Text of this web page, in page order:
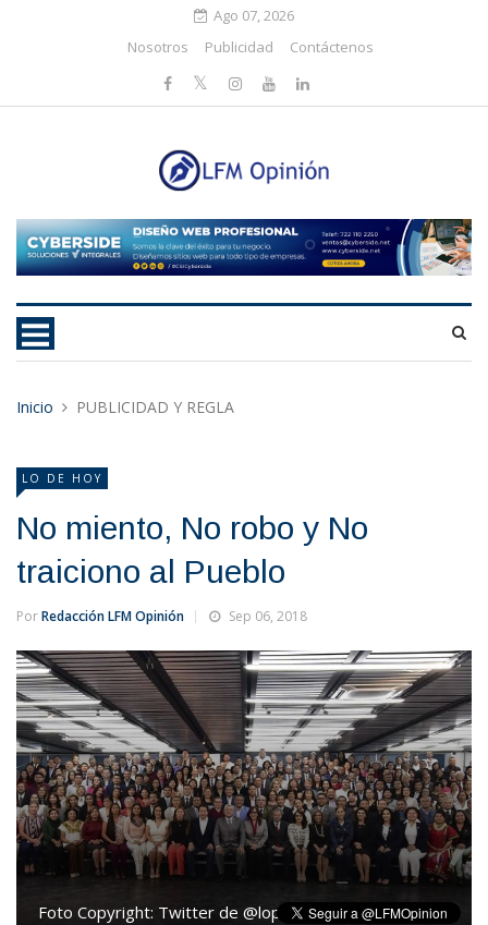
Ago 07, 2026
Nosotros
Publicidad Contáctenos
Inicio PUBLICIDAD Y REGLA
LO DE HOY
No miento, No robo y No
traiciono al Pueblo
PorRedacción LFM Opinión Sep 06, 2018
Foto Copyright: Twitter de @lopezobrador_